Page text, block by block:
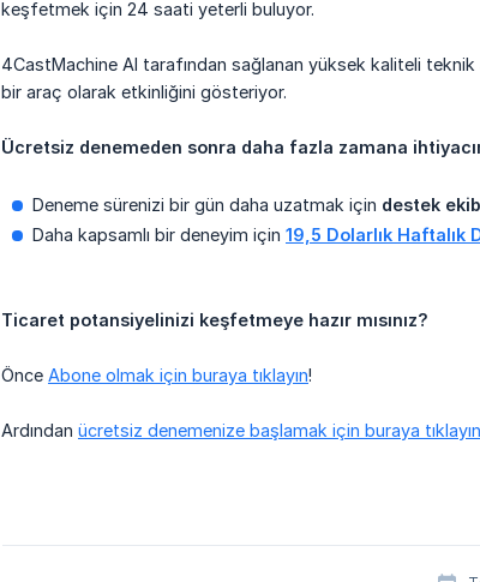
keşfetmek için 24 saati yeterli buluyor.
4CastMachine AI tarafından sağlanan yüksek kaliteli
bir araç olarak etkinliğini gösteriyor.
Ücretsiz denemeden sonra daha fazla zamana
Deneme sürenizi bir gün daha uzatmak için destek
Daha kapsamlı bir deneyim için 19,5 Dolarlık Haftalık
Ticaret potansiyelinizi keşfetmeye hazır mısınız?
Önce Abone olmak için buraya tıklayın!
Ardından ücretsiz denemenize başlamak için buraya tıklayın